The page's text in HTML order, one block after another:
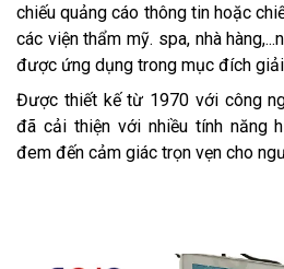
chiếu quảng cáo thông tin hoặc
các viện thẩm mỹ. spa, nhà
được ứng dụng trong mục đích
Được thiết kế từ 1970 với công
đã cải thiện với nhiều tính năng
đem đến cảm giác trọn vẹn cho